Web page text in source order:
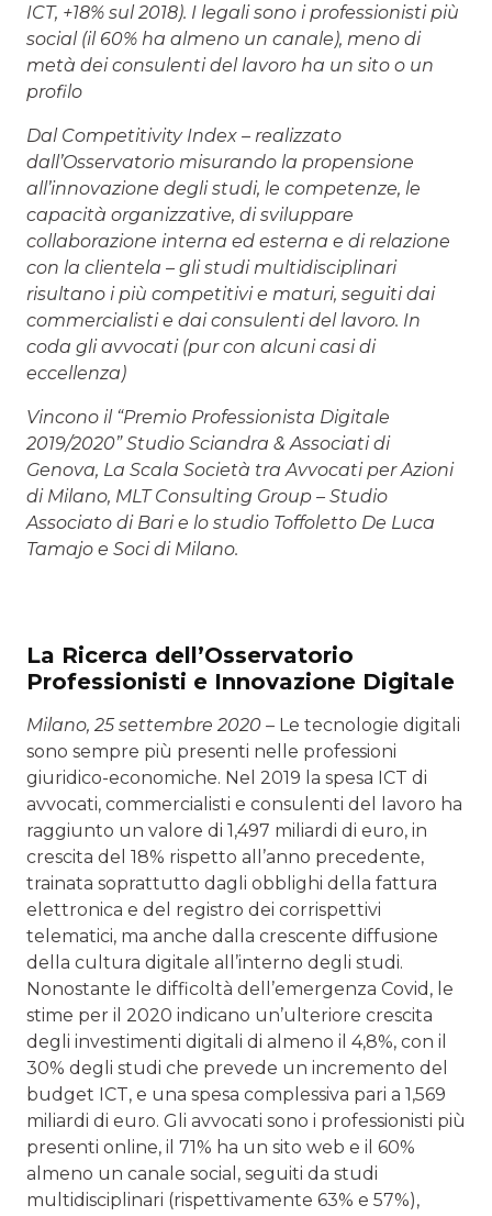
ICT, +18% sul 2018). I legali sono i professionisti più
social (il 60% ha almeno un canale), meno di
metà dei consulenti del lavoro ha un sito o un
profilo
Dal Competitivity Index – realizzato
dall’Osservatorio misurando la propensione
all’innovazione degli studi, le competenze, le
capacità organizzative, di sviluppare
collaborazione interna ed esterna e di relazione
con la clientela – gli studi multidisciplinari
risultano i più competitivi e maturi, seguiti dai
commercialisti e dai consulenti del lavoro. In
coda gli avvocati (pur con alcuni casi di
eccellenza)
Vincono il “Premio Professionista Digitale
2019/2020” Studio Sciandra & Associati di
Genova, La Scala Società tra Avvocati per Azioni
di Milano, MLT Consulting Group – Studio
Associato di Bari e lo studio Toffoletto De Luca
Tamajo e Soci di Milano.
La Ricerca dell’Osservatorio
Professionisti e Innovazione Digitale
Milano, 25 settembre 2020 – Le tecnologie digitali
sono sempre più presenti nelle professioni
giuridico-economiche. Nel 2019 la spesa ICT di
avvocati, commercialisti e consulenti del lavoro ha
raggiunto un valore di 1,497 miliardi di euro, in
crescita del 18% rispetto all’anno precedente,
trainata soprattutto dagli obblighi della fattura
elettronica e del registro dei corrispettivi
telematici, ma anche dalla crescente diffusione
della cultura digitale all’interno degli studi.
Nonostante le difficoltà dell’emergenza Covid, le
stime per il 2020 indicano un’ulteriore crescita
degli investimenti digitali di almeno il 4,8%, con il
30% degli studi che prevede un incremento del
budget ICT, e una spesa complessiva pari a 1,569
miliardi di euro. Gli avvocati sono i professionisti più
presenti online, il 71% ha un sito web e il 60%
almeno un canale social, seguiti da studi
multidisciplinari (rispettivamente 63% e 57%),